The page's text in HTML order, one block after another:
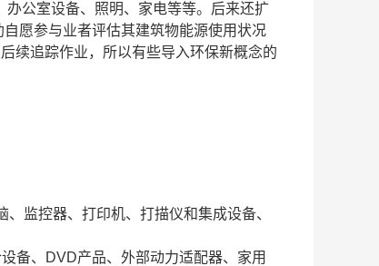
公室设备、照明、家电等等。后来还扩
愿参与业者评估其建筑物能源使用状况
续追踪作业，所以有些导入环保新概念的
监控器、打印机、打描仪和集成设备、
备、DVD产品、外部动力适配器、家用